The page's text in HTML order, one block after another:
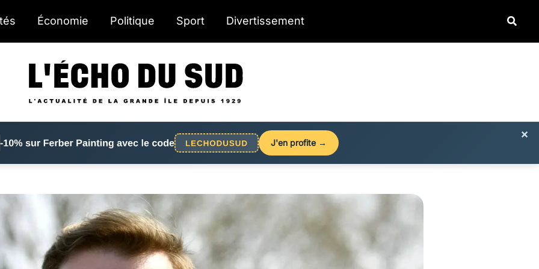
Économie Politique Sport Divertissement
×
J'en profite →